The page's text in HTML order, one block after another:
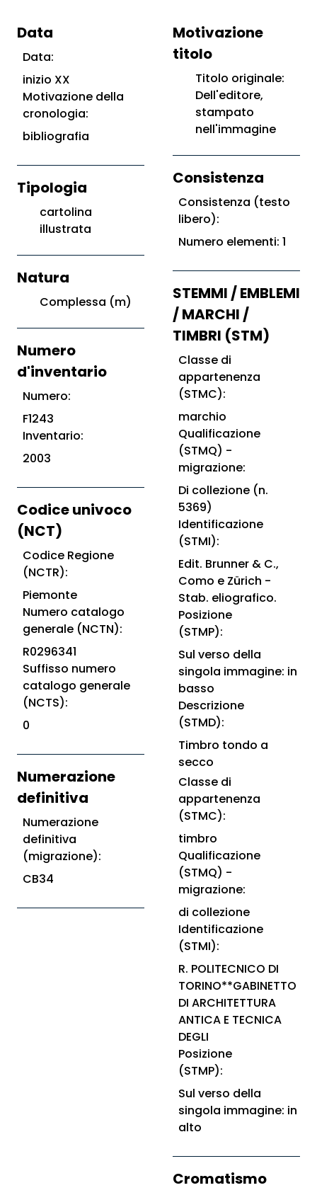
Data
Data:
inizio XX
Motivazione della
cronologia:
bibliografia
Tipologia
cartolina
illustrata
Natura
Complessa (m)
Numero
d'inventario
Numero:
F1243
Inventario:
2003
Codice univoco
(NCT)
Codice Regione
(NCTR):
Piemonte
Numero catalogo
generale (NCTN):
R0296341
Suffisso numero
catalogo generale
(NCTS):
0
Numerazione
definitiva
Numerazione
definitiva
(migrazione):
CB34
Motivazione
titolo
Titolo originale:
Dell'editore,
stampato
nell'immagine
Consistenza
Consistenza (testo
libero):
Numero elementi: 1
STEMMI / EMBLEMI
/ MARCHI /
TIMBRI (STM)
Classe di
appartenenza
(STMC):
marchio
Qualificazione
(STMQ) -
migrazione:
Di collezione (n.
5369)
Identificazione
(STMI):
Edit. Brunner & C.,
Como e Zürich -
Stab. eliografico.
Posizione
(STMP):
Sul verso della
singola immagine: in
basso
Descrizione
(STMD):
Timbro tondo a
secco
Classe di
appartenenza
(STMC):
timbro
Qualificazione
(STMQ) -
migrazione:
di collezione
Identificazione
(STMI):
R. POLITECNICO DI
TORINO**GABINETTO
DI ARCHITETTURA
ANTICA E TECNICA
DEGLI
Posizione
(STMP):
Sul verso della
singola immagine: in
alto
Cromatismo